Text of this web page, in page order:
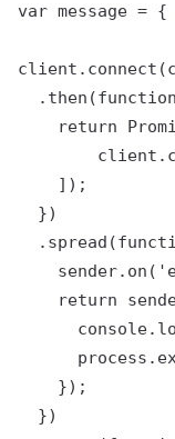
var message =
return
    ]);
  })
return
    });
  })